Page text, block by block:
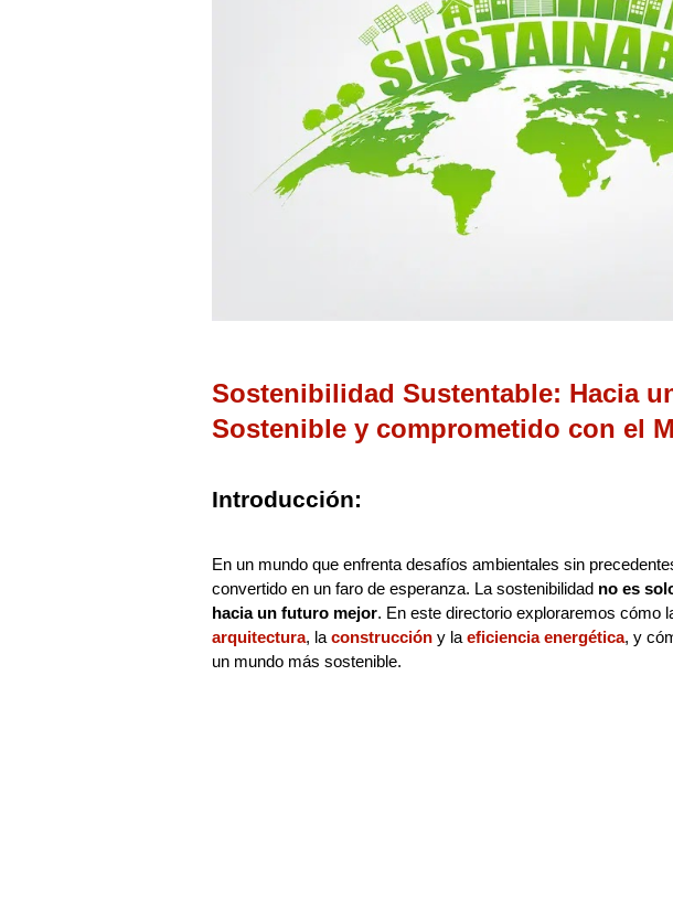
Sostenibilidad Sustentable: Hacia
Sostenible y comprometido con el
Introducción:
En un mundo que enfrenta desafíos ambientales sin
convertido en un faro de esperanza. La sostenibilidad no es
hacia un futuro mejor. En este directorio exploraremos cómo
arquitectura, la construcción y la eficiencia energética, y
un mundo más sostenible.